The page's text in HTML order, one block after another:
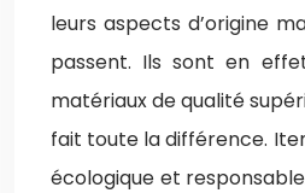
leurs aspects d’origine
passent. Ils sont en
matériaux de qualité
fait toute la différence.
écologique et